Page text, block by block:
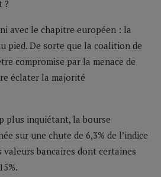
?
avec le chapitre européen : la
pied. De sorte que la coalition de
compromise par la menace de
éclater la majorité
plus inquiétant, la bourse
sur une chute de 6,3% de l’indice
valeurs bancaires dont certaines